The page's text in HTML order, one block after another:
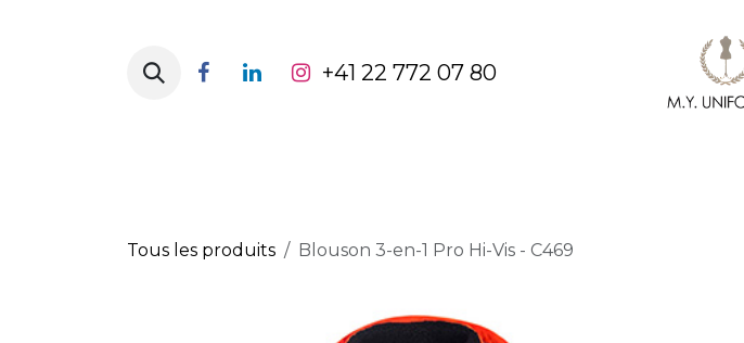
+41 22 772 07 80
Tous les produits Blouson 3-en-1 Pro Hi-Vis - C469